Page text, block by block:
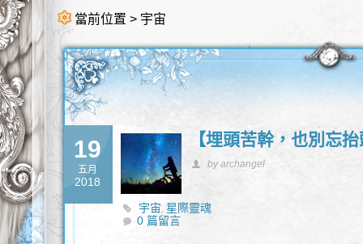
當前位置 > 宇宙
19
五月
2018
【埋頭苦幹，也別忘
by archangel
宇宙, 星際靈魂
0 篇留言